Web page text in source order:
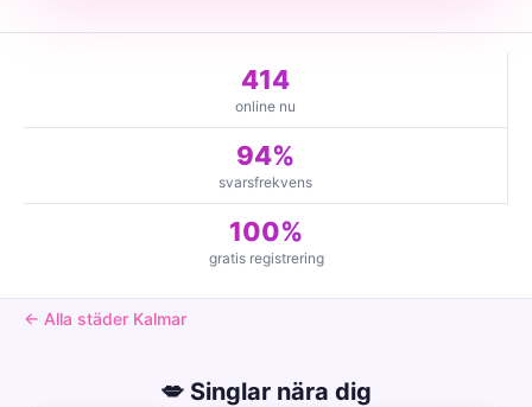
414
online nu
94%
svarsfrekvens
100%
gratis registrering
← Alla städer Kalmar
💋 Singlar nära dig